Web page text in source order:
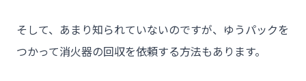
そして、あまり知られていないのですが、ゆうパックを
つかって消火器の回収を依頼する方法もあります。